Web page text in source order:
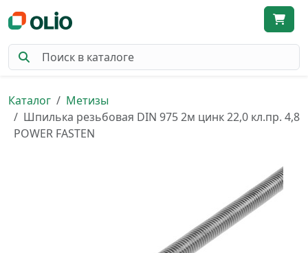
Каталог
Метизы
Шпилька резьбовая DIN 975 2м цинк 22,0 кл.пр. 4,8
POWER FASTEN